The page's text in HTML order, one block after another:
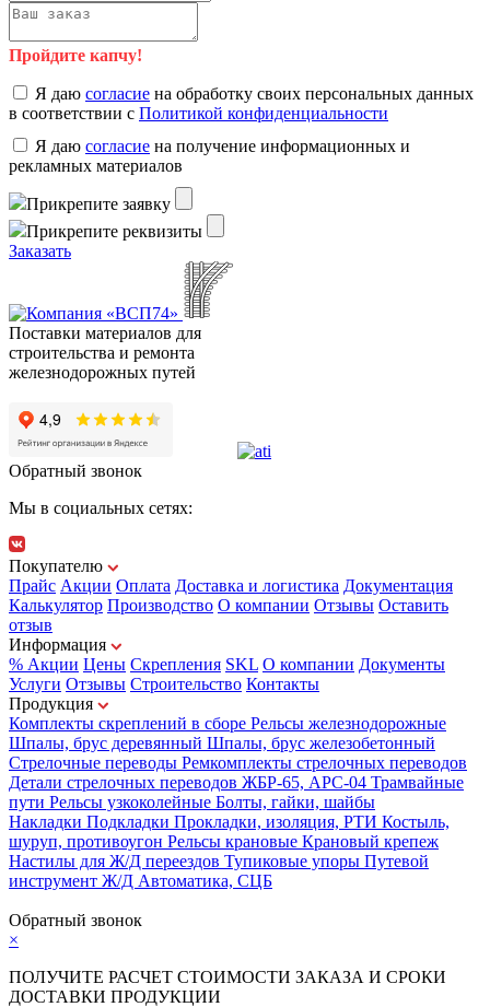
Пройдите капчу!
Я даю согласие на обработку своих персональных данных
в соответствии с Политикой конфиденциальности
Я даю согласие на получение информационных и
рекламных материалов
Прикрепите заявку
Прикрепите реквизиты
Заказать
Поставки материалов для
строительства и ремонта
железнодорожных путей
Обратный звонок
Мы в социальных сетях:
Покупателю
Прайс Акции Оплата Доставка и логистика Документация
Калькулятор Производство О компании Отзывы Оставить
отзыв
Информация
% Акции Цены Скрепления SKL О компании Документы
Услуги Отзывы Строительство Контакты
Продукция
Комплекты скреплений в сборе Рельсы железнодорожные
Шпалы, брус деревянный Шпалы, брус железобетонный
Стрелочные переводы Ремкомплекты стрелочных переводов
Детали стрелочных переводов ЖБР-65, АРС-04 Трамвайные
пути Рельсы узкоколейные Болты, гайки, шайбы
Накладки Подкладки Прокладки, изоляция, РТИ Костыль,
шуруп, противоугон Рельсы крановые Крановый крепеж
Настилы для Ж/Д переездов Тупиковые упоры Путевой
инструмент Ж/Д Автоматика, СЦБ
Обратный звонок
×
ПОЛУЧИТЕ РАСЧЕТ СТОИМОСТИ ЗАКАЗА И СРОКИ
ДОСТАВКИ ПРОДУКЦИИ